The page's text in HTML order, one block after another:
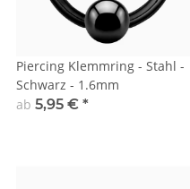
Piercing Klemmring - Stahl -
Schwarz - 1.6mm
ab 5,95 € *